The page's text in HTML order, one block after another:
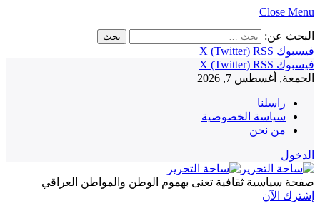
Close Menu
البحث عن:
فيسبوك
X (Twitter) RSS
فيسبوك
X (Twitter) RSS
الجمعة, أغسطس 7, 2026
راسلنا
سياسة الخصوصية
من نحن
الدخول
صفحة سياسية ثقافية تعنى بهموم الوطن والمواطن العراقي
إشترك الآن